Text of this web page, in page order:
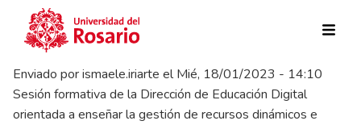
Pasar al contenido principal
Enviado porismaele.iriarte elMié, 18/01/2023 - 14:10
Sesión formativa de la Dirección de Educación Digital
orientada a enseñar la gestión de recursos dinámicos e